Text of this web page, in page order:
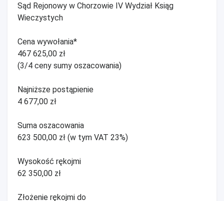
Sąd Rejonowy w Chorzowie IV Wydział Ksiąg
Wieczystych
Cena wywołania*
467 625,00 zł
(3/4 ceny sumy oszacowania)
Najniższe postąpienie
4 677,00 zł
Suma oszacowania
623 500,00 zł (w tym VAT 23%)
Wysokość rękojmi
62 350,00 zł
Złożenie rękojmi do